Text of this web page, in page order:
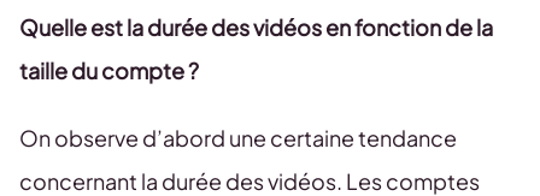
Quelle est la durée des vidéos en fonction de la
taille du compte ?
On observe d’abord une certaine tendance
concernant la durée des vidéos. Les comptes